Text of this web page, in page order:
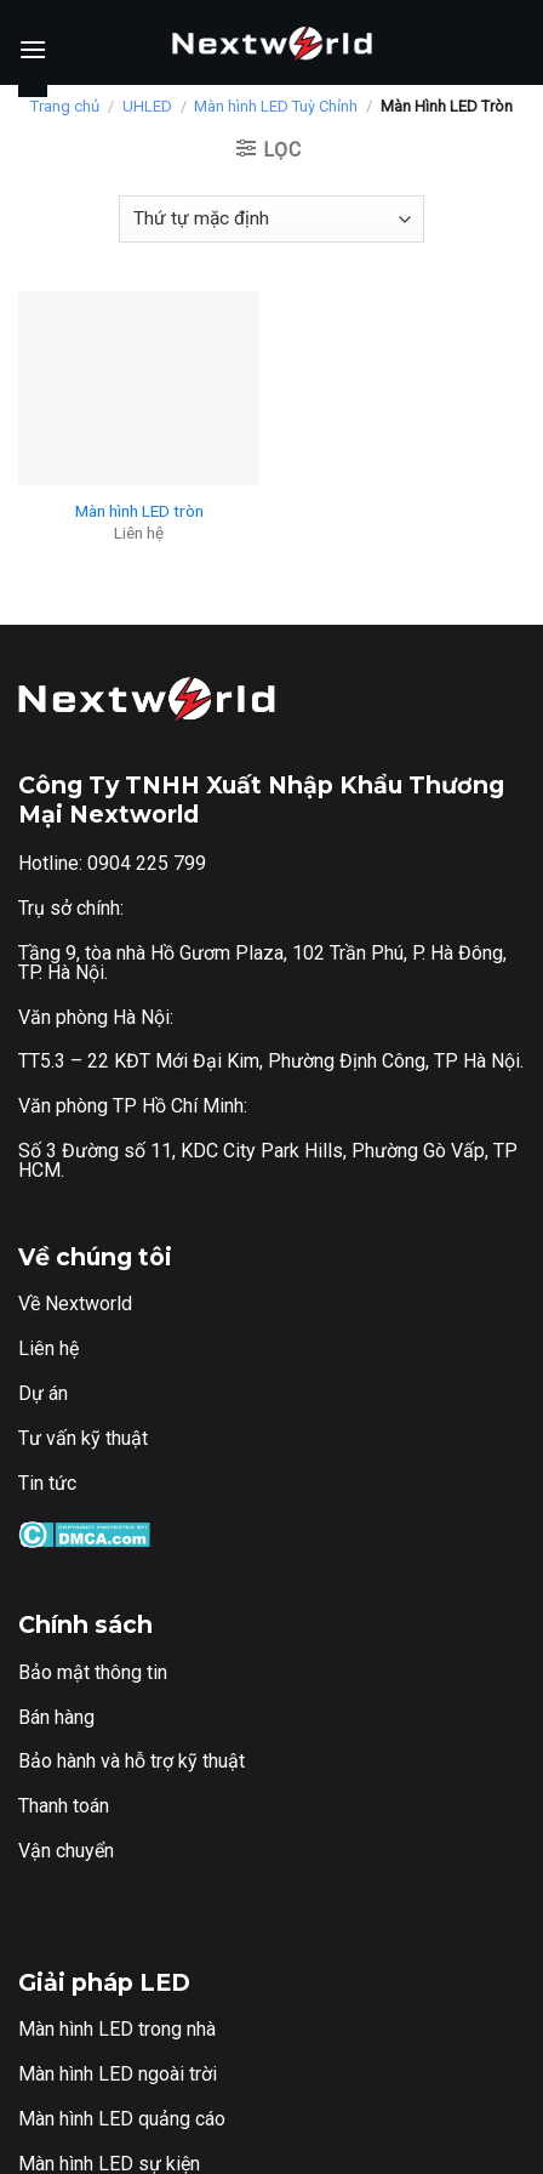
Trang chủ / UHLED / Màn hình LED Tuỳ Chỉnh / Màn Hình LED Tròn
LỌC
Màn hình LED tròn
Liên hệ
Công Ty TNHH Xuất Nhập Khẩu Thương
Mại Nextworld
Hotline: 0904 225 799
Trụ sở chính:
Tầng 9, tòa nhà Hồ Gươm Plaza, 102 Trần Phú, P. Hà Đông,
TP. Hà Nội.
Văn phòng Hà Nội:
TT5.3 – 22 KĐT Mới Đại Kim, Phường Định Công, TP Hà Nội.
Văn phòng TP Hồ Chí Minh:
Số 3 Đường số 11, KDC City Park Hills, Phường Gò Vấp, TP
HCM.
Về chúng tôi
Về Nextworld
Liên hệ
Dự án
Tư vấn kỹ thuật
Tin tức
Chính sách
Bảo mật thông tin
Bán hàng
Bảo hành và hỗ trợ kỹ thuật
Thanh toán
Vận chuyển
Giải pháp LED
Màn hình LED trong nhà
Màn hình LED ngoài trời
Màn hình LED quảng cáo
Màn hình LED sự kiện